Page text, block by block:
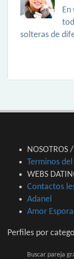
solteras de
NOSOTROS
Terminos
WEBS
Contactos
Adanel
Amor
Perfiles por
Buscar pareja